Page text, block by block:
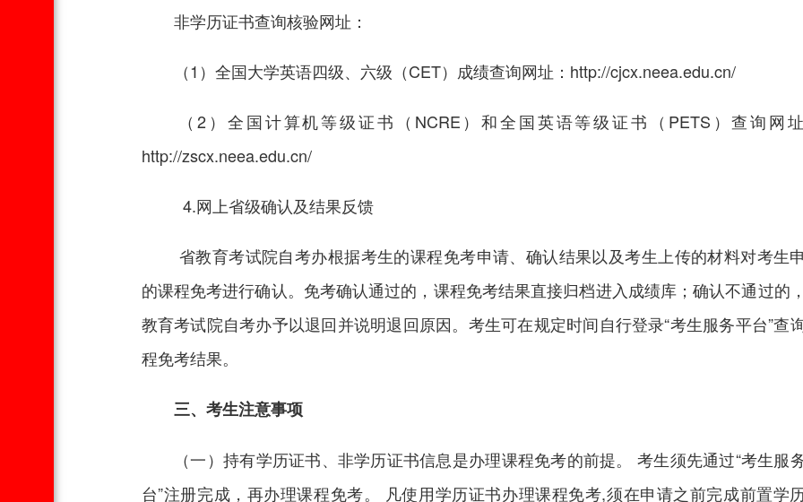
非学历证书查询核验网址：
（1）全国大学英语四级、六级（CET）成绩查询网址： http://cjcx.neea.edu.cn/
（2）全国计算机等级证书（NCRE）和全国英语等级证书（PETS）查询网址
http://zscx.neea.edu.cn/
4.网上省级确认及结果反馈
省教育考试院自考办根据考生的课程免考申请、确认结果以及考生上传的材料对考生
的课程免考进行确认。免考确认通过的，课程免考结果直接归档进入成绩库；确认不通过的
教育考试院自考办予以退回并说明退回原因。考生可在规定时间自行登录“考生服务平台”查
程免考结果。
三、考生注意事项
（一）持有学历证书、非学历证书信息是办理课程免考的前提。 考生须先通过“考生服
台”注册完成，再办理课程免考。 凡使用学历证书办理课程免考,须在申请之前完成前置学